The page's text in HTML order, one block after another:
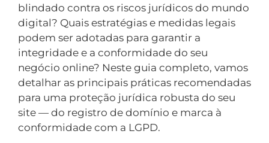
blindado contra os riscos jurídicos do mundo
digital? Quais estratégias e medidas legais
podem ser adotadas para garantir a
integridade e a conformidade do seu
negócio online? Neste guia completo, vamos
detalhar as principais práticas recomendadas
para uma proteção jurídica robusta do seu
site — do registro de domínio e marca à
conformidade com a LGPD.